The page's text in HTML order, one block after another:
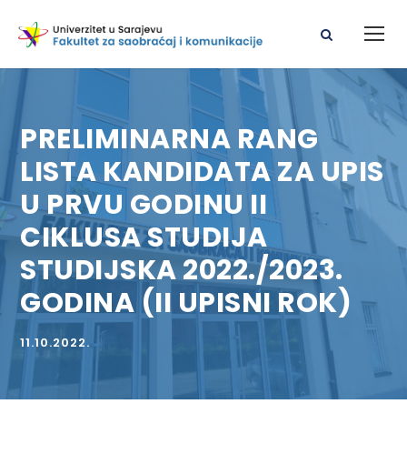
PRELIMINARNA RANG
LISTA KANDIDATA ZA UPIS
U PRVU GODINU II
CIKLUSA STUDIJA
STUDIJSKA 2022./2023.
GODINA (II UPISNI ROK)
11.10.2022.